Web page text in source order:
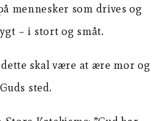
mennesker som drives og
– i stort og småt.
skal være at ære mor og
sted.